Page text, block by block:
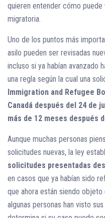
quieren entender cómo
migratoria.
Uno de los puntos más
asilo pueden ser revisadas
incluso si ya habían avanzado
una regla según la cual una
Immigration and Refugee
Canadá después del 24 de
más de 12 meses después
Aunque muchas personas
solicitudes nuevas, la ley
solicitudes presentadas
en casos que ya habían sido
que ahora están siendo
algunas personas han visto